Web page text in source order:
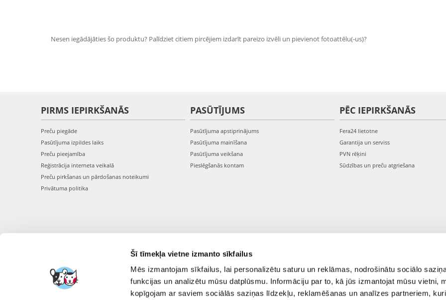
Šī tīmekļa vietne izmanto sīkfailus
Mēs izmantojam sīkfailus, lai personalizētu saturu un reklāmas, nodrošinātu sociālo
funkcijas un analizētu mūsu datplūsmu. Informāciju par to, kā jūs izmantojat mūsu vietni,
kopīgojam ar saviem sociālās saziņas līdzekļu, reklamēšanas un analīzes partneriem,
Nesen iegādājāties šo produktu? Palīdziet citiem pircējiem izdarīt pareizo izvēli un pievienot fotoattēlu(-us)?
PIRMS IEPIRKŠANĀS
Preču piegāde
Pasūtījuma izpildes laiks
Preču pieejamība
Reģistrācija interneta veikalā
Preču pirkšanas un pārdošanas noteikumi
Privātuma politika
PASŪTĪJUMS
Pasūtījuma apstiprinājums
Pasūtījuma mainīšana
Pasūtījuma veikšana
Pieslēgšanās kontam
PĒC IEPIRKŠANĀS
Fera24 lietotne
Garantija un serviss
PVN rēķini
Sūdzības un preču atgriešana